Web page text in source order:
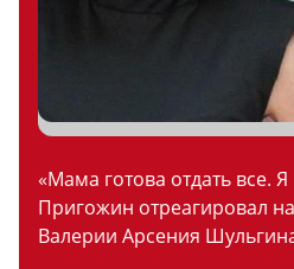
«Мама готова отдать все.
Пригожин отреагировал
Валерии Арсения